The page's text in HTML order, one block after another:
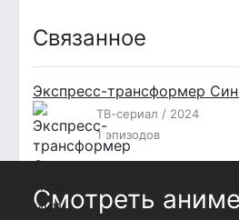
Связанное
ТВ-сериал / 2024
1 эпизодов
Смотреть